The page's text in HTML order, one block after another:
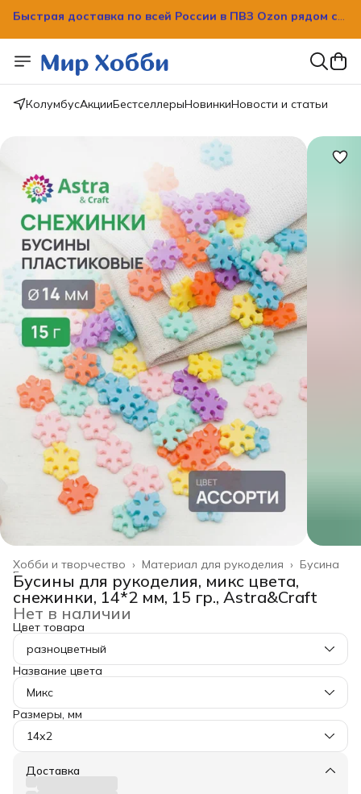
Быстрая доставка по всей России в ПВЗ Ozon рядом с
КолумбусАкцииБестселлерыНовинкиНовости и статьи
Бусина
Материал для рукоделия ›
Хобби и творчество ›
Главная ›
Бусины для рукоделия, микс цвета,
снежинки, 14*2 мм, 15 гр., Astra&Craft
Нет в наличии
Цвет товара
разноцветный
Название цвета
Микс
Размеры, мм
14х2
Доставка